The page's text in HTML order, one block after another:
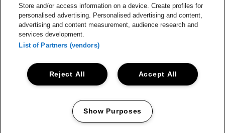
Schijnpoortweg 119, 2170 Anvers
BTW (BE) 0461.051.688 - RPR Antwerpen
BNP Paribas Fortis - IBAN: BE93 2200 4925 0067 - BIC:
GEBABEBB
ProclaimerCookiesManage my cookiesPrivacy
Store and/or access information on a device. Create profiles for
personalised advertising. Personalised advertising and content,
advertising and content measurement, audience research and
services development.
List of Partners (vendors)
Accept All
Reject All
Show Purposes